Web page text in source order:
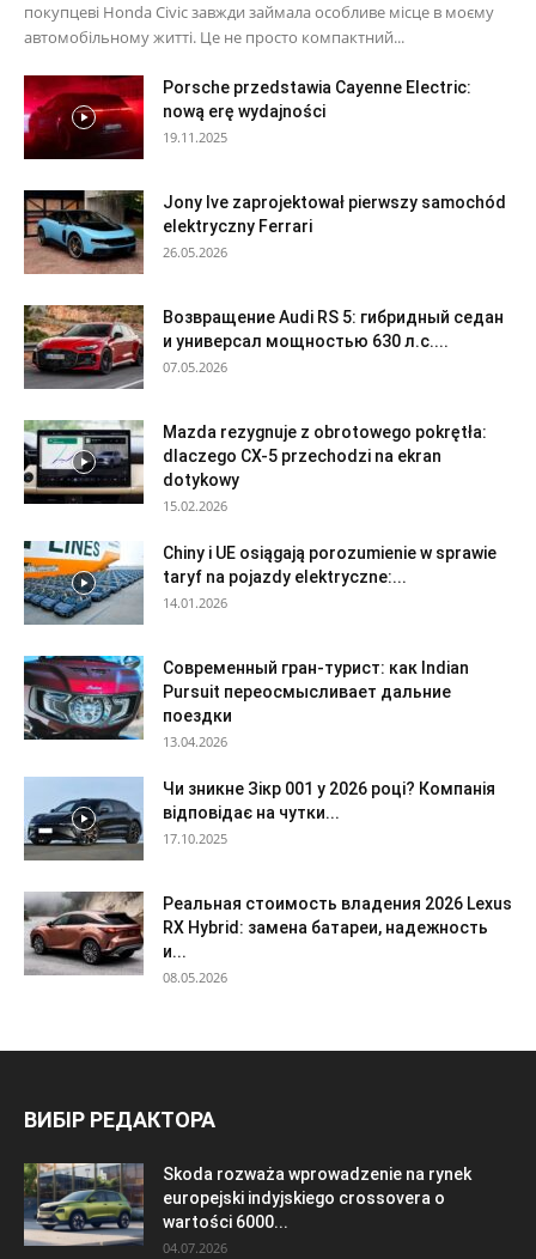
покупцеві Honda Civic завжди займала особливе місце в моєму
автомобільному житті. Це не просто компактний...
Porsche przedstawia Cayenne Electric:
nową erę wydajności
19.11.2025
Jony Ive zaprojektował pierwszy samochód
elektryczny Ferrari
26.05.2026
Возвращение Audi RS 5: гибридный седан
и универсал мощностью 630 л.с....
07.05.2026
Mazda rezygnuje z obrotowego pokrętła:
dlaczego CX-5 przechodzi na ekran
dotykowy
15.02.2026
Chiny i UE osiągają porozumienie w sprawie
taryf na pojazdy elektryczne:...
14.01.2026
Современный гран-турист: как Indian
Pursuit переосмысливает дальние
поездки
13.04.2026
Чи зникне Зікр 001 у 2026 році? Компанія
відповідає на чутки...
17.10.2025
Реальная стоимость владения 2026 Lexus
RX Hybrid: замена батареи, надежность
и...
08.05.2026
ВИБІР РЕДАКТОРА
Skoda rozważa wprowadzenie na rynek
europejski indyjskiego crossovera o
wartości 6000...
04.07.2026